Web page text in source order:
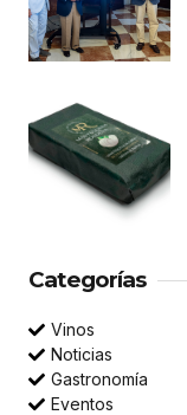
Categorías
Vinos
Noticias
Gastronomía
Eventos